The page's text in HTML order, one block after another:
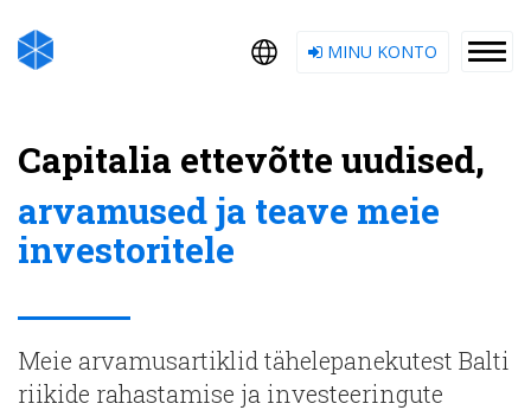
MINU KONTO
Capitalia ettevõtte uudised,
arvamused ja teave meie
investoritele
Meie arvamusartiklid tähelepanekutest Balti
riikide rahastamise ja investeeringute